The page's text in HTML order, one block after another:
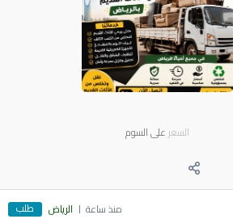
السعر على السوم
منذ ساعة الرياض طلب